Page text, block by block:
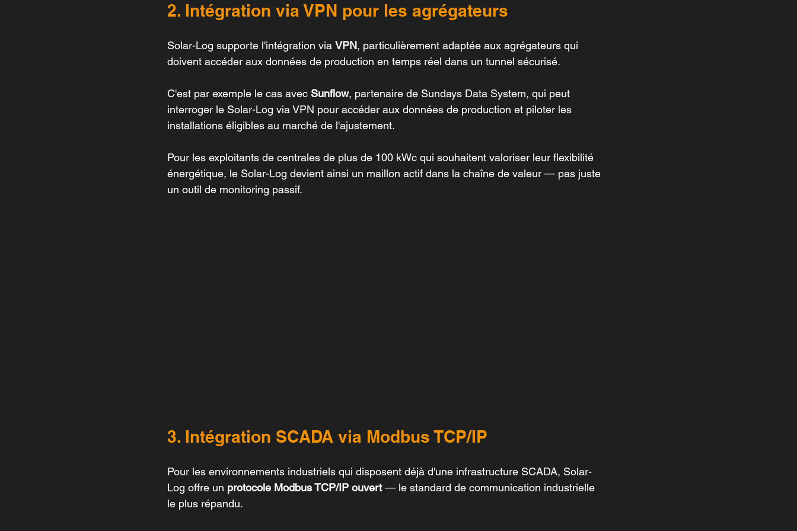
2. Intégration via VPN pour les agrégateurs
Solar-Log supporte l'intégration via VPN, particulièrement adaptée aux agrégateurs qui
doivent accéder aux données de production en temps réel dans un tunnel sécurisé.
C'est par exemple le cas avec Sunflow, partenaire de Sundays Data System, qui peut
interroger le Solar-Log via VPN pour accéder aux données de production et piloter les
installations éligibles au marché de l'ajustement.
Pour les exploitants de centrales de plus de 100 kWc qui souhaitent valoriser leur flexibilité
énergétique, le Solar-Log devient ainsi un maillon actif dans la chaîne de valeur — pas juste
un outil de monitoring passif.
3. Intégration SCADA via Modbus TCP/IP
Pour les environnements industriels qui disposent déjà d'une infrastructure SCADA, Solar-
Log offre un protocole Modbus TCP/IP ouvert — le standard de communication industrielle
le plus répandu.